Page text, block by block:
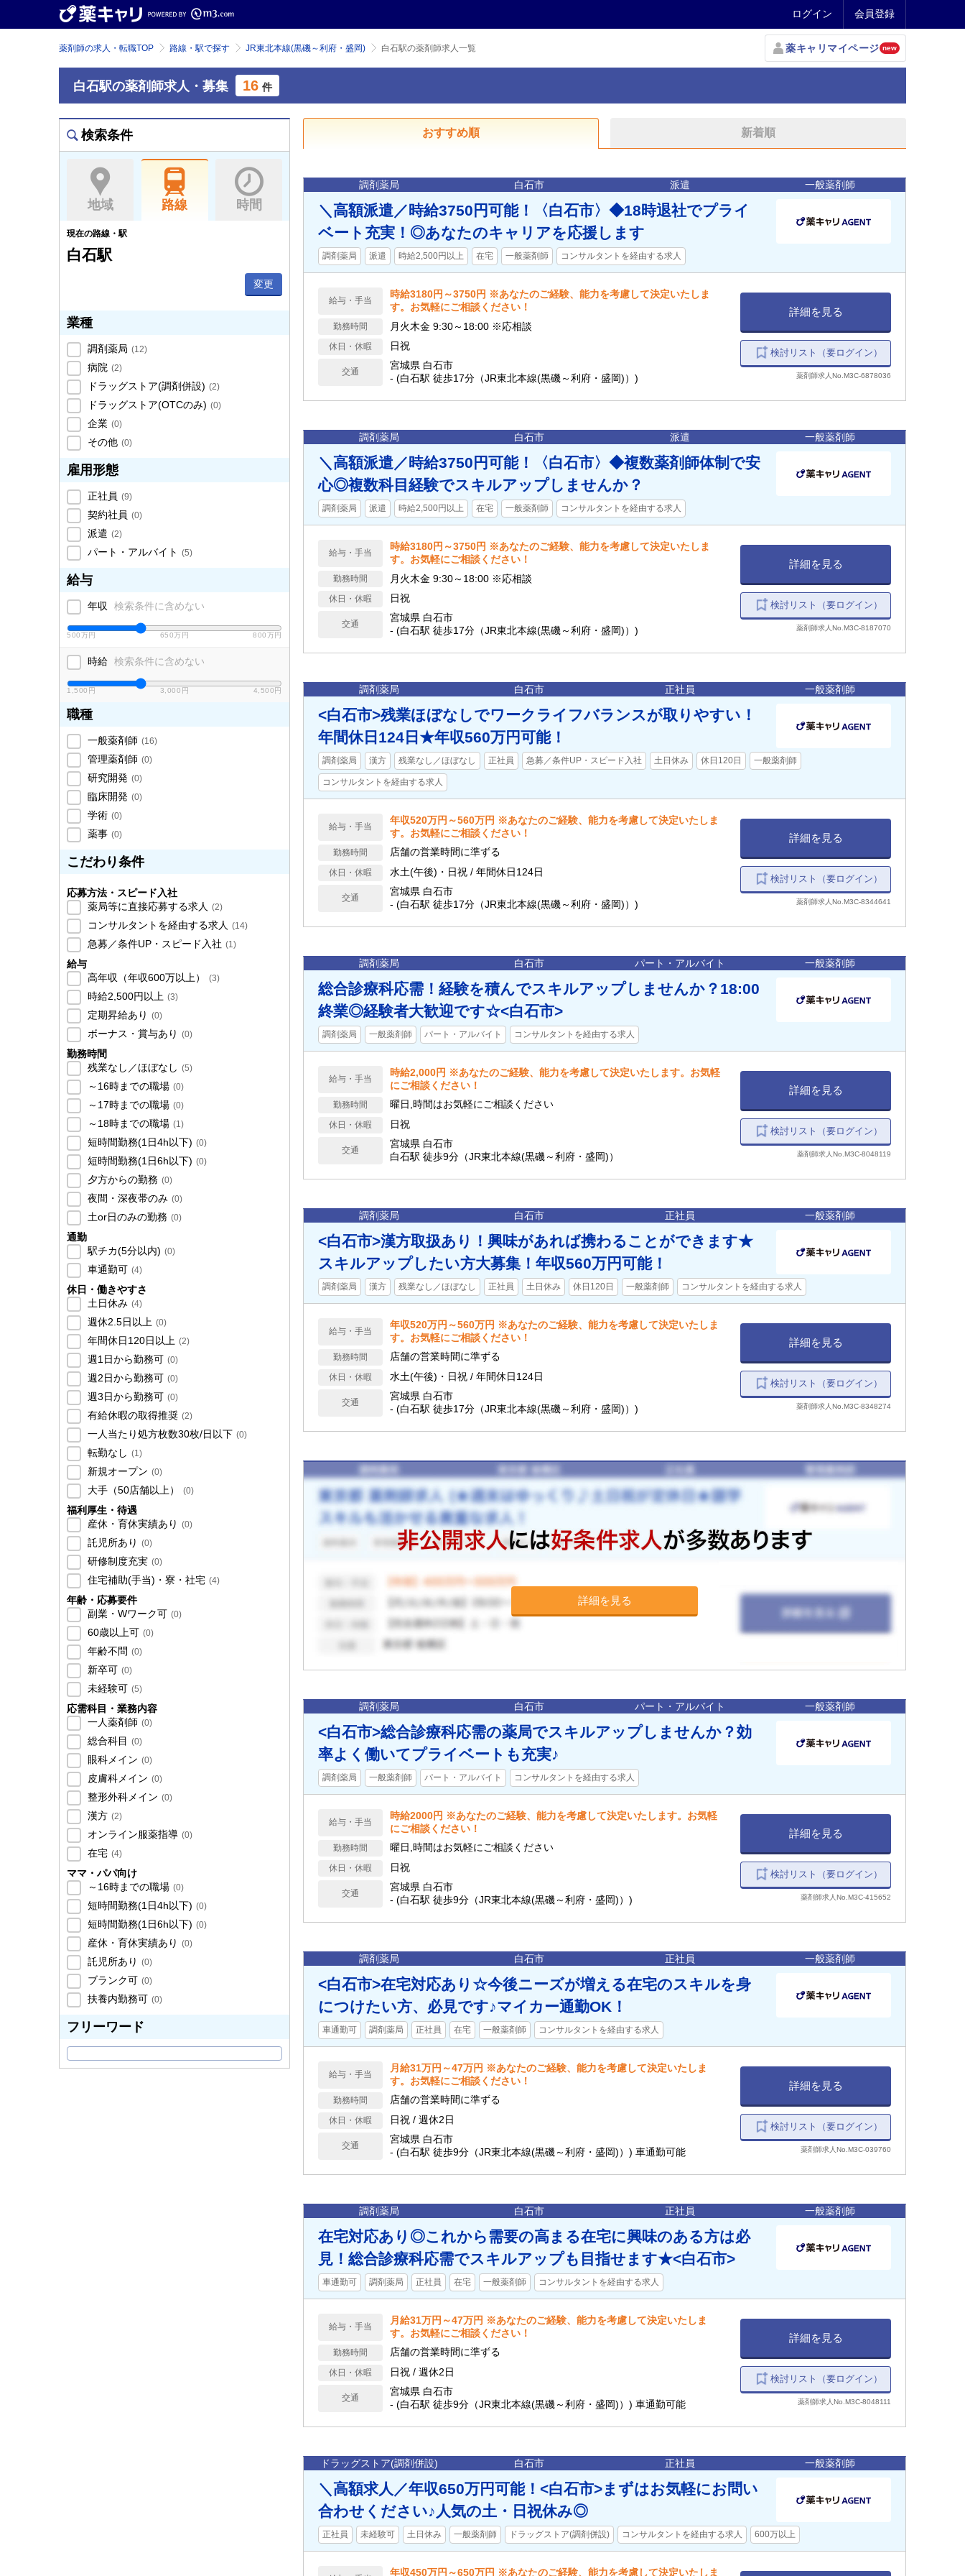
ログイン 会員登録
薬剤師の求人・転職TOP 路線・駅で探す JR東北本線(黒磯～利府・盛岡) 白石駅の薬剤師求人一覧 薬キャリマイページ new
白石駅の薬剤師求人・募集 16 件
検索条件
地域 路線 時間
現在の路線・駅
白石駅
変更
業種
調剤薬局 (12)
病院 (2)
ドラッグストア(調剤併設) (2)
ドラッグストア(OTCのみ) (0)
企業 (0)
その他 (0)
雇用形態
正社員 (9)
契約社員 (0)
派遣 (2)
パート・アルバイト (5)
給与
年収 検索条件に含めない
500万円 650万円 800万円
時給 検索条件に含めない
1,500円 3,000円 4,500円
職種
一般薬剤師 (16)
管理薬剤師 (0)
研究開発 (0)
臨床開発 (0)
学術 (0)
薬事 (0)
こだわり条件
応募方法・スピード入社
薬局等に直接応募する求人 (2)
コンサルタントを経由する求人 (14)
急募／条件UP・スピード入社 (1)
給与
高年収（年収600万以上）
(3)
時給2,500円以上 (3)
定期昇給あり (0)
ボーナス・賞与あり (0)
勤務時間
残業なし／ほぼなし (5)
～16時までの職場 (0)
～17時までの職場 (0)
～18時までの職場 (1)
短時間勤務(1日4h以下) (0)
短時間勤務(1日6h以下) (0)
夕方からの勤務 (0)
夜間・深夜帯のみ (0)
土or日のみの勤務 (0)
通勤
駅チカ(5分以内) (0)
車通勤可 (4)
休日・働きやすさ
土日休み (4)
週休2.5日以上 (0)
年間休日120日以上 (2)
週1日から勤務可 (0)
週2日から勤務可 (0)
週3日から勤務可 (0)
有給休暇の取得推奨 (2)
一人当たり処方枚数30枚/日以下 (0)
転勤なし (1)
新規オープン (0)
大手（50店舗以上） (0)
福利厚生・待遇
産休・育休実績あり (0)
託児所あり (0)
研修制度充実 (0)
住宅補助(手当)・寮・社宅 (4)
年齢・応募要件
副業・Wワーク可 (0)
60歳以上可 (0)
年齢不問 (0)
新卒可 (0)
未経験可 (5)
応需科目・業務内容
一人薬剤師 (0)
総合科目 (0)
眼科メイン (0)
皮膚科メイン (0)
整形外科メイン (0)
漢方 (2)
オンライン服薬指導 (0)
在宅 (4)
ママ・パパ向け
～16時までの職場 (0)
短時間勤務(1日4h以下) (0)
短時間勤務(1日6h以下) (0)
産休・育休実績あり (0)
託児所あり (0)
ブランク可 (0)
扶養内勤務可 (0)
フリーワード
おすすめ順 新着順
調剤薬局 白石市 派遣 一般薬剤師
＼高額派遣／時給3750円可能！〈白石市〉◆18時退社でプライ
ベート充実！◎あなたのキャリアを応援します
調剤薬局 派遣 時給2,500円以上 在宅 一般薬剤師 コンサルタントを経由する求人
給与・手当
時給3180円～3750円 ※あなたのご経験、能力を考慮して決定いたしま
す。お気軽にご相談ください！
勤務時間 月火木金 9:30～18:00 ※応相談
休日・休暇 日祝
交通
宮城県 白石市
- (白石駅 徒歩17分（JR東北本線(黒磯～利府・盛岡)）)
詳細を見る
検討リスト（要ログイン）
薬剤師求人No.M3C-6878036
調剤薬局 白石市 派遣 一般薬剤師
＼高額派遣／時給3750円可能！〈白石市〉◆複数薬剤師体制で安
心◎複数科目経験でスキルアップしませんか？
調剤薬局 派遣 時給2,500円以上 在宅 一般薬剤師 コンサルタントを経由する求人
給与・手当
時給3180円～3750円 ※あなたのご経験、能力を考慮して決定いたしま
す。お気軽にご相談ください！
勤務時間 月火木金 9:30～18:00 ※応相談
休日・休暇 日祝
交通
宮城県 白石市
- (白石駅 徒歩17分（JR東北本線(黒磯～利府・盛岡)）)
詳細を見る
検討リスト（要ログイン）
薬剤師求人No.M3C-8187070
調剤薬局 白石市 正社員 一般薬剤師
<白石市>残業ほぼなしでワークライフバランスが取りやすい！
年間休日124日★年収560万円可能！
調剤薬局 漢方 残業なし／ほぼなし 正社員 急募／条件UP・スピード入社 土日休み 休日120日 一般薬剤師
コンサルタントを経由する求人
給与・手当
年収520万円～560万円 ※あなたのご経験、能力を考慮して決定いたしま
す。お気軽にご相談ください！
勤務時間 店舗の営業時間に準ずる
休日・休暇 水土(午後)・日祝 / 年間休日124日
交通
宮城県 白石市
- (白石駅 徒歩17分（JR東北本線(黒磯～利府・盛岡)）)
詳細を見る
検討リスト（要ログイン）
薬剤師求人No.M3C-8344641
調剤薬局 白石市 パート・アルバイト 一般薬剤師
総合診療科応需！経験を積んでスキルアップしませんか？18:00
終業◎経験者大歓迎です☆<白石市>
調剤薬局 一般薬剤師 パート・アルバイト コンサルタントを経由する求人
給与・手当
時給2,000円 ※あなたのご経験、能力を考慮して決定いたします。お気軽
にご相談ください！
勤務時間 曜日,時間はお気軽にご相談ください
休日・休暇 日祝
交通
宮城県 白石市
白石駅 徒歩9分（JR東北本線(黒磯～利府・盛岡)）
詳細を見る
検討リスト（要ログイン）
薬剤師求人No.M3C-8048119
調剤薬局 白石市 正社員 一般薬剤師
<白石市>漢方取扱あり！興味があれば携わることができます★
スキルアップしたい方大募集！年収560万円可能！
調剤薬局 漢方 残業なし／ほぼなし 正社員 土日休み 休日120日 一般薬剤師 コンサルタントを経由する求人
給与・手当
年収520万円～560万円 ※あなたのご経験、能力を考慮して決定いたしま
す。お気軽にご相談ください！
勤務時間 店舗の営業時間に準ずる
休日・休暇 水土(午後)・日祝 / 年間休日124日
交通
宮城県 白石市
- (白石駅 徒歩17分（JR東北本線(黒磯～利府・盛岡)）)
詳細を見る
検討リスト（要ログイン）
薬剤師求人No.M3C-8348274
詳細を見る
調剤薬局 白石市 パート・アルバイト 一般薬剤師
<白石市>総合診療科応需の薬局でスキルアップしませんか？効
率よく働いてプライベートも充実♪
調剤薬局 一般薬剤師 パート・アルバイト コンサルタントを経由する求人
給与・手当
時給2000円 ※あなたのご経験、能力を考慮して決定いたします。お気軽
にご相談ください！
勤務時間 曜日,時間はお気軽にご相談ください
休日・休暇 日祝
交通
宮城県 白石市
- (白石駅 徒歩9分（JR東北本線(黒磯～利府・盛岡)）)
詳細を見る
検討リスト（要ログイン）
薬剤師求人No.M3C-415652
調剤薬局 白石市 正社員 一般薬剤師
<白石市>在宅対応あり☆今後ニーズが増える在宅のスキルを身
につけたい方、必見です♪マイカー通勤OK！
車通勤可 調剤薬局 正社員 在宅 一般薬剤師 コンサルタントを経由する求人
給与・手当
月給31万円～47万円 ※あなたのご経験、能力を考慮して決定いたしま
す。お気軽にご相談ください！
勤務時間 店舗の営業時間に準ずる
休日・休暇 日祝 / 週休2日
交通
宮城県 白石市
- (白石駅 徒歩9分（JR東北本線(黒磯～利府・盛岡)）) 車通勤可能
詳細を見る
検討リスト（要ログイン）
薬剤師求人No.M3C-039760
調剤薬局 白石市 正社員 一般薬剤師
在宅対応あり◎これから需要の高まる在宅に興味のある方は必
見！総合診療科応需でスキルアップも目指せます★<白石市>
車通勤可 調剤薬局 正社員 在宅 一般薬剤師 コンサルタントを経由する求人
給与・手当
月給31万円～47万円 ※あなたのご経験、能力を考慮して決定いたしま
す。お気軽にご相談ください！
勤務時間 店舗の営業時間に準ずる
休日・休暇 日祝 / 週休2日
交通
宮城県 白石市
- (白石駅 徒歩9分（JR東北本線(黒磯～利府・盛岡)）) 車通勤可能
詳細を見る
検討リスト（要ログイン）
薬剤師求人No.M3C-8048111
ドラッグストア(調剤併設) 白石市 正社員 一般薬剤師
＼高額求人／年収650万円可能！<白石市>まずはお気軽にお問い
合わせください♪人気の土・日祝休み◎
正社員 未経験可 土日休み 一般薬剤師 ドラッグストア(調剤併設) コンサルタントを経由する求人 600万以上
年収450万円～650万円 ※あなたのご経験、能力を考慮して決定いたしま